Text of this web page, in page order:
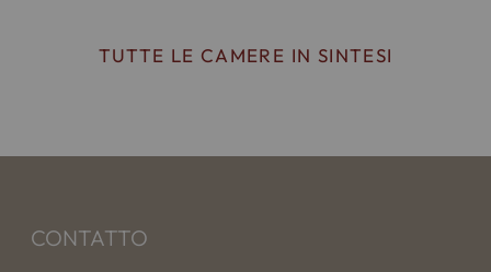
TUTTE LE CAMERE IN SINTESI
CONTATTO